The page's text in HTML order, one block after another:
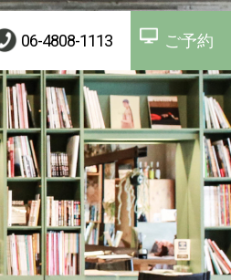
TOP
お知らせ
06-4808-1113 ご予約